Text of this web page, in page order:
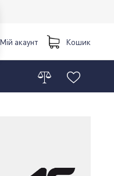
Мій акаунт Кошик